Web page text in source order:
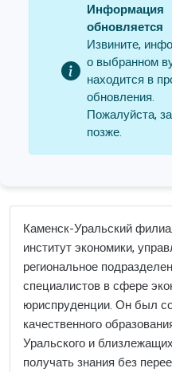
Информация
обновляется
Извините,
о выбранном
находится в
обновления.
Пожалуйста,
позже.
Каменск-Уральский
институт экономики,
региональное
специалистов в сфере
юриспруденции. Он был
качественного
Уральского и
получать знания без